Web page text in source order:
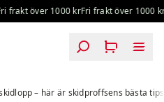
över 1000 krFri frakt över 1000 kr
– här är skidproffsens bästa tips